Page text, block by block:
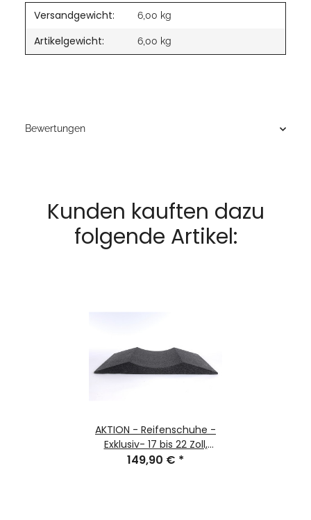
Versandgewicht: 6,00 kg
Artikelgewicht: 6,00 kg
Bewertungen
Kunden kauften dazu
folgende Artikel:
AKTION - Reifenschuhe -
Exklusiv- 17 bis 22 Zoll,
Reifenschoner gegen
149,90 € *